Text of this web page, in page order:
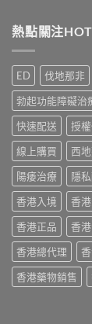
購
南〉
中
真
用
心
得
與
購
買
建
議〉
中
有
香
港
用
家
必
讀
用
法
用
量
完
整
教
學〉
中
片
副
用
安
全
嗎？
香
港
用
家
真
實
服
用
經
驗
與
安
全
熱點關注HOT
ED 伐地那非
勃起功能障礙治
快速配送
授
線上購買
西
陽痿治療
隱
香港入境
香
香港正品
香
香港總代理
香港藥物銷售